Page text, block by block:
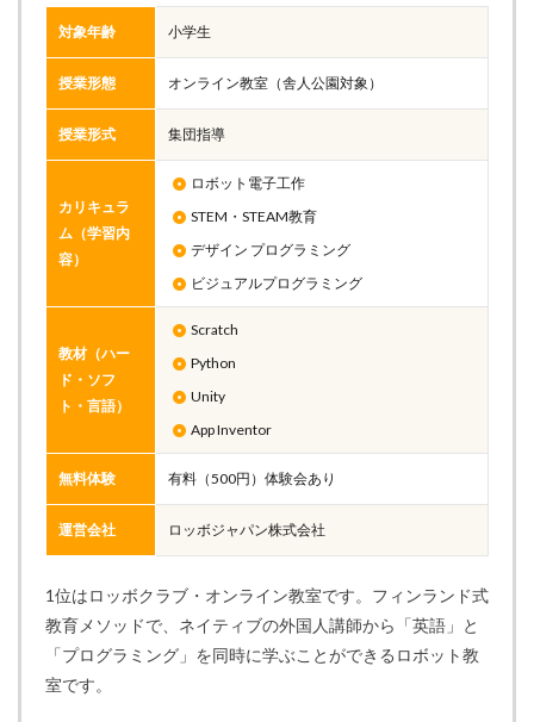
対象年齢 小学生
授業形態 オンライン教室（舎人公園対象）
授業形式 集団指導
カリキュラ
ム（学習内
容）
ロボット電子工作
STEM・STEAM教育
デザイン プログラミング
ビジュアルプログラミング
教材（ハー
ド・ソフ
ト・言語）
Scratch
Python
Unity
App Inventor
無料体験 有料（500円）体験会あり
運営会社 ロッボジャパン株式会社
1位はロッボクラブ・オンライン教室です。フィンランド式
教育メソッドで、ネイティブの外国人講師から「英語」と
「プログラミング」を同時に学ぶことができるロボット教
室です。